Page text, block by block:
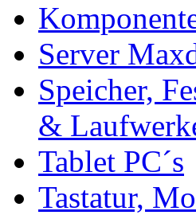
Server
Speicher,
&
Tablet PC´s
Tastatur,